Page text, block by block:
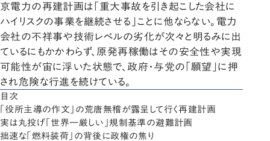
京電力の再建計画は「重大事故を引き起こした会社に
ハイリスクの事業を継続させる」ことに他ならない。電力
会社の不祥事や技術レベルの劣化が次々と明るみに出
ているにもかかわらず、原発再稼働はその安全性や実現
可能性が宙に浮いた状態で、政府・与党の「願望」に押
され危険な行進を続けている。
目次
「役所主導の作文」の荒唐無稽が露呈して行く再建計画
実は丸投げ「世界一厳しい」規制基準の避難計画
拙速な「燃料装荷」の背後に政権の焦り